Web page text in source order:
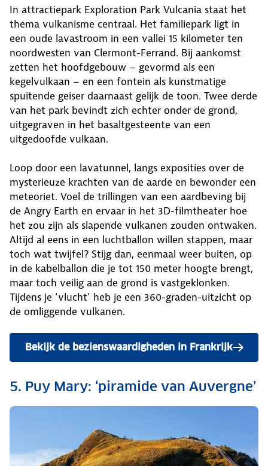
In attractiepark Exploration Park Vulcania staat het
thema vulkanisme centraal. Het familiepark ligt in
een oude lavastroom in een vallei 15 kilometer ten
noordwesten van Clermont-Ferrand. Bij aankomst
zetten het hoofdgebouw – gevormd als een
kegelvulkaan – en een fontein als kunstmatige
spuitende geiser daarnaast gelijk de toon. Twee derde
van het park bevindt zich echter onder de grond,
uitgegraven in het basaltgesteente van een
uitgedoofde vulkaan.
Loop door een lavatunnel, langs exposities over de
mysterieuze krachten van de aarde en bewonder een
meteoriet. Voel de trillingen van een aardbeving bij
de Angry Earth en ervaar in het 3D-filmtheater hoe
het zou zijn als slapende vulkanen zouden ontwaken.
Altijd al eens in een luchtballon willen stappen, maar
toch wat twijfel? Stijg dan, eenmaal weer buiten, op
in de kabelballon die je tot 150 meter hoogte brengt,
maar toch veilig aan de grond is vastgeklonken.
Tijdens je ‘vlucht’ heb je een 360-graden-uitzicht op
de omliggende vulkanen.
Bekijk de bezienswaardigheden in Frankrijk
5. Puy Mary: ‘piramide van Auvergne’